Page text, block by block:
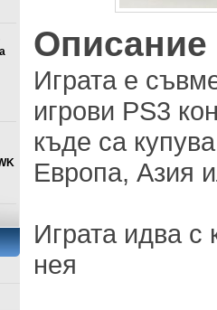
Описание
Играта е
игрови PS3
къде са
Европа, Азия
Играта идва с
нея